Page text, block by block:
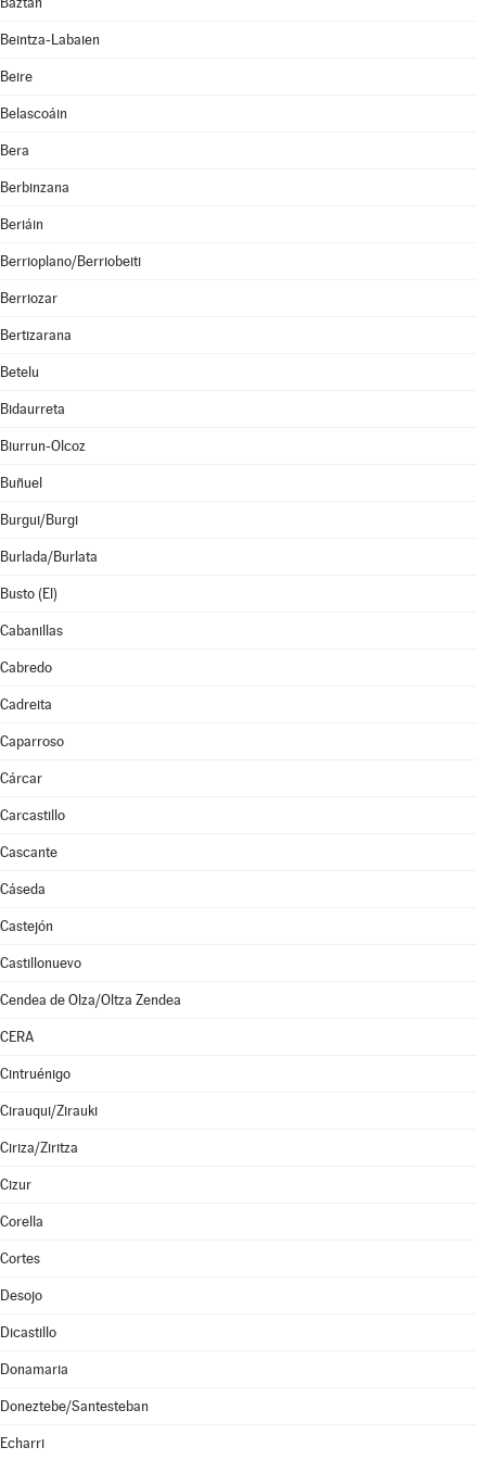
Beintza-Labaien
Beire
Belascoáin
Bera
Berbinzana
Beriáin
Berrioplano/Berriobeiti
Berriozar
Bertizarana
Betelu
Bidaurreta
Biurrun-Olcoz
Buñuel
Burgui/Burgi
Burlada/Burlata
Busto (El)
Cabanillas
Cabredo
Cadreita
Caparroso
Cárcar
Carcastillo
Cascante
Cáseda
Castejón
Castillonuevo
Cendea de Olza/Oltza Zendea
CERA
Cintruénigo
Cirauqui/Zirauki
Ciriza/Ziritza
Cizur
Corella
Cortes
Desojo
Dicastillo
Donamaria
Doneztebe/Santesteban
Echarri